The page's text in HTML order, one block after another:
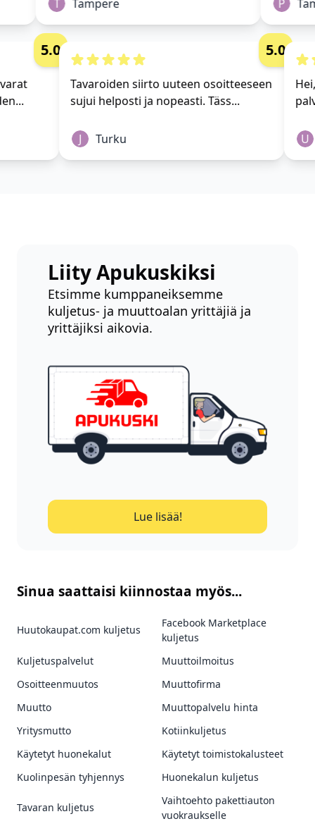
T Tampere P
5.0
Tavaroiden siirto uuteen osoitteeseen
sujui helposti ja nopeasti. Täss...
Turku
5.0
Liity Apukuskiksi
Etsimme kumppaneiksemme
kuljetus- ja muuttoalan yrittäjiä ja
yrittäjiksi aikovia.
Lue lisää!
Sinua saattaisi kiinnostaa myös...
Huutokaupat.com kuljetus
Facebook Marketplace
kuljetus
Kuljetuspalvelut
Muuttoilmoitus
Osoitteenmuutos
Muuttofirma
Muutto
Muuttopalvelu hinta
Yritysmutto
Kotiinkuljetus
Käytetyt huonekalut
Käytetyt toimistokalusteet
Kuolinpesän tyhjennys
Huonekalun kuljetus
Tavaran kuljetus
Vaihtoehto pakettiauton
vuokraukselle